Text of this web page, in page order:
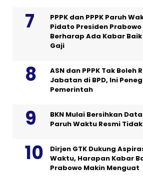
PPPK dan PPPK Paruh
Pidato Presiden Prabowo
Berharap Ada Kabar
Gaji
ASN dan PPPK Tak Boleh
Jabatan di BPD, Ini
Pemerintah
BKN Mulai Bersihkan
Paruh Waktu Resmi
Dirjen GTK Dukung
Waktu, Harapan Kabar
Prabowo Makin Menguat